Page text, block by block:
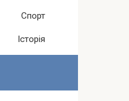
Спорт
Історія